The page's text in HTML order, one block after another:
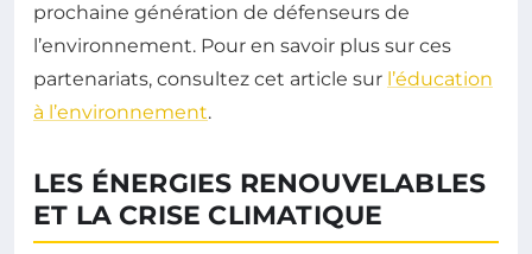
prochaine génération de défenseurs de
l’environnement. Pour en savoir plus sur ces
partenariats, consultez cet article sur l’éducation
à l’environnement.
LES ÉNERGIES RENOUVELABLES
ET LA CRISE CLIMATIQUE